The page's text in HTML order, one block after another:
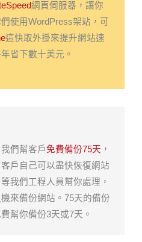
網頁伺服器，讓你
使用WordPress架站，可
這快取外掛來提升網站速
省下數十美元。
們幫客戶免費備份75天 ，
戶自己可以盡快恢復網站
我們工程人員幫你處理，
來備份網站。75天的備份
幫你備份3天或7天。